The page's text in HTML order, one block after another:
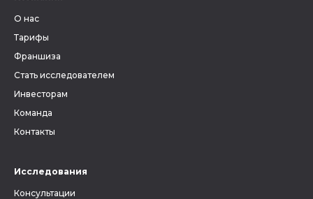
О нас
Тарифы
Франшиза
Стать исследователем
Инвесторам
Команда
Контакты
Исследования
Консультации